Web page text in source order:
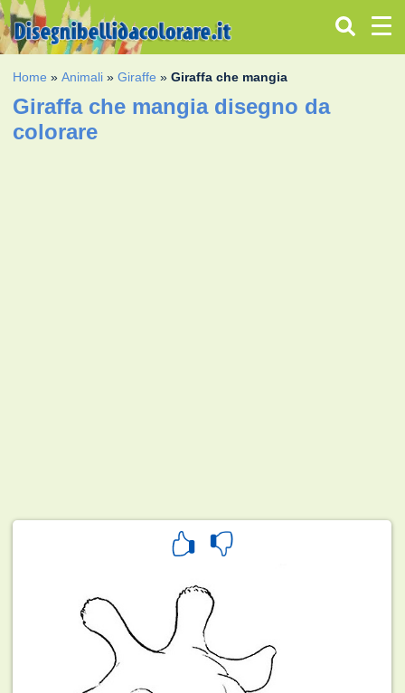
Home »Animali »Giraffe »Giraffa che mangia
Giraffa che mangia disegno da
colorare